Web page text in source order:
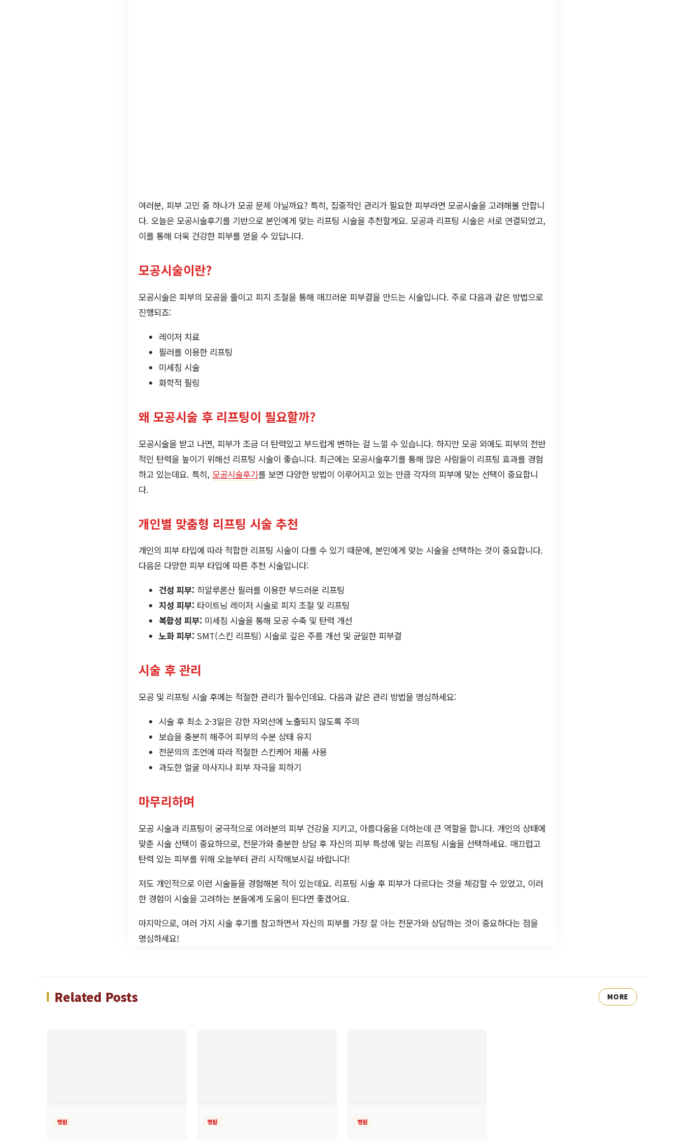
여러분, 피부 고민 중 하나가 모공 문제 아닐까요? 특히, 집중적인 관리가 필요한 피부라면 모공시술을 고려해볼 만합니
다. 오늘은 모공시술후기를 기반으로 본인에게 맞는 리프팅 시술을 추천할게요. 모공과 리프팅 시술은 서로 연결되었고,
이를 통해 더욱 건강한 피부를 얻을 수 있답니다.
모공시술이란?
모공시술은 피부의 모공을 줄이고 피지 조절을 통해 매끄러운 피부결을 만드는 시술입니다. 주로 다음과 같은 방법으로
진행되죠:
레이저 치료
필러를 이용한 리프팅
미세침 시술
화학적 필링
왜 모공시술 후 리프팅이 필요할까?
모공시술을 받고 나면, 피부가 조금 더 탄력있고 부드럽게 변하는 걸 느낄 수 있습니다. 하지만 모공 외에도 피부의 전반
적인 탄력을 높이기 위해선 리프팅 시술이 좋습니다. 최근에는 모공시술후기를 통해 많은 사람들이 리프팅 효과를 경험
하고 있는데요. 특히, 모공시술후기를 보면 다양한 방법이 이루어지고 있는 만큼 각자의 피부에 맞는 선택이 중요합니
다.
개인별 맞춤형 리프팅 시술 추천
개인의 피부 타입에 따라 적합한 리프팅 시술이 다를 수 있기 때문에, 본인에게 맞는 시술을 선택하는 것이 중요합니다.
다음은 다양한 피부 타입에 따른 추천 시술입니다:
건성 피부: 히알루론산 필러를 이용한 부드러운 리프팅
지성 피부: 타이트닝 레이저 시술로 피지 조절 및 리프팅
복합성 피부: 미세침 시술을 통해 모공 수축 및 탄력 개선
노화 피부: SMT(스킨 리프팅) 시술로 깊은 주름 개선 및 균일한 피부결
시술 후 관리
모공 및 리프팅 시술 후에는 적절한 관리가 필수인데요. 다음과 같은 관리 방법을 명심하세요:
시술 후 최소 2-3일은 강한 자외선에 노출되지 않도록 주의
보습을 충분히 해주어 피부의 수분 상태 유지
전문의의 조언에 따라 적절한 스킨케어 제품 사용
과도한 얼굴 마사지나 피부 자극을 피하기
마무리하며
모공 시술과 리프팅이 궁극적으로 여러분의 피부 건강을 지키고, 아름다움을 더하는데 큰 역할을 합니다. 개인의 상태에
맞춘 시술 선택이 중요하므로, 전문가와 충분한 상담 후 자신의 피부 특성에 맞는 리프팅 시술을 선택하세요. 매끄럽고
탄력 있는 피부를 위해 오늘부터 관리 시작해보시길 바랍니다!
저도 개인적으로 이런 시술들을 경험해본 적이 있는데요. 리프팅 시술 후 피부가 다르다는 것을 체감할 수 있었고, 이러
한 경험이 시술을 고려하는 분들에게 도움이 된다면 좋겠어요.
마지막으로, 여러 가지 시술 후기를 참고하면서 자신의 피부를 가장 잘 아는 전문가와 상담하는 것이 중요하다는 점을
명심하세요!
Related Posts MORE
병원 병원 병원